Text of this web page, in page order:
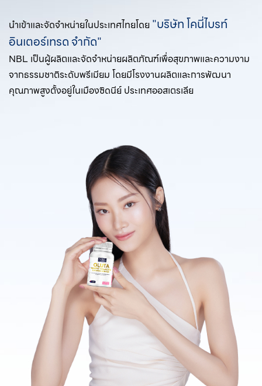
นำเข้าและจัดจำหน่ายในประเทศไทยโดย "บริษัท โคนี่ไบรท์
อินเตอร์เทรด จำกัด"
NBL เป็นผู้ผลิตและจัดจำหน่ายผลิตภัณฑ์เพื่อสุขภาพและความงาม
จากธรรมชาติระดับพรีเมียม โดยมีโรงงานผลิตและการพัฒนา
คุณภาพสูงตั้งอยู่ในเมืองซิดนีย์ ประเทศออสเตรเลีย